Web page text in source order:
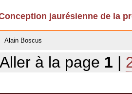
jaurésienne de la
Alain Boscus
Aller à la page 1 |